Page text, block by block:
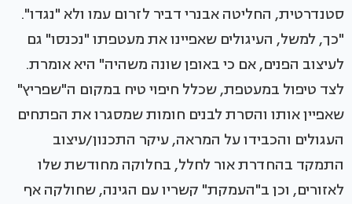
סטנדרטית, החליטה אבנרי דביר לזרום עמו ולא "נגדו".
"כך, למשל, העיגולים שאפיינו את מעטפתו "נכנסו" גם
לעיצוב הפנים, אם כי באופן שונה משהיה" היא אומרת.
לצד טיפול במעטפת, שכלל חיפוי טיח במקום ה"שפריץ"
שאפיין אותו והסרת לבנים חומות שמסגרו את הפתחים
העגולים והכבידו על המראה, עיקר התכנון/עיצוב
התמקד בהחדרת אור לחלל, בחלוקה מחודשת שלו
לאזורים, וכן ב"העמקת" קשריו עם הגינה, שחולקה אף